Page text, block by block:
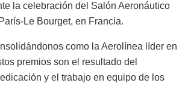
la celebración del Salón Aeronáutico
Le Bourget, en Francia.
como la Aerolínea líder en
premios son el resultado del
y el trabajo en equipo de los